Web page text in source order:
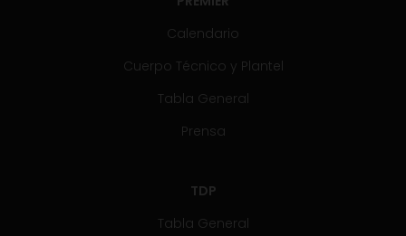
Calendario
Cuerpo Técnico y Plantel
Tabla General
Prensa
TDP
Tabla General